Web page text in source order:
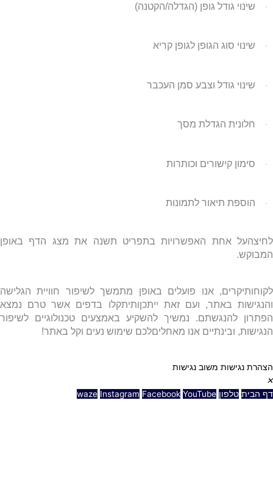
· שינוי גודל גופן (הגדלה/הקטנה)
· שינוי סוג הגופן לגופן קריא
· שינוי גודל וצבע סמן העכבר
· חלונית הגדלת מסך
· סימון קישורים וכותרות
· הוספת תיאור לתמונות
לחיצהעל אחת האפשרויות בתפריט תשנה את מצג הדף באופן
המבוקש.
לקוחותיקרים, אנו פועלים באופן מתמשך לשיפור חוויית הגלישה
והנגישות באתר, ועם זאת ייתכןותיתקלו בדפים אשר טרם נמצא
הפתרון להנגשתם. נמשיך להשקיע באמצעים טכנולוגיים לשיפור
הנגישות, ובינתיים אנו מאחליםלכם שימוש נעים וקל באתר!
הצהרת נגישות משוב נגישות
✕
דף הבית טלפון waze Instagram Facebook YouTube